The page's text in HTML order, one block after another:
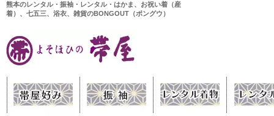
熊本のレンタル・振袖・レンタル・はかま、お祝い着（産
着）、七五三、浴衣、雑貨のBONGOUT（ボングウ）